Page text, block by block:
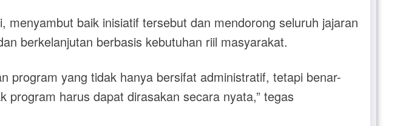
baik inisiatif tersebut dan mendorong seluruh jajaran
berkelanjutan berbasis kebutuhan riil masyarakat.
program yang tidak hanya bersifat administratif, tetapi benar-
harus dapat dirasakan secara nyata,” tegas